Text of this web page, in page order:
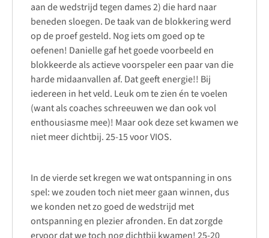
aan de wedstrijd tegen dames 2) die hard naar
beneden sloegen. De taak van de blokkering werd
op de proef gesteld. Nog iets om goed op te
oefenen! Danielle gaf het goede voorbeeld en
blokkeerde als actieve voorspeler een paar van die
harde midaanvallen af. Dat geeft energie!! Bij
iedereen in het veld. Leuk om te zien én te voelen
(want als coaches schreeuwen we dan ook vol
enthousiasme mee)! Maar ook deze set kwamen we
niet meer dichtbij. 25-15 voor VIOS.
In de vierde set kregen we wat ontspanning in ons
spel: we zouden toch niet meer gaan winnen, dus
we konden net zo goed de wedstrijd met
ontspanning en plezier afronden. En dat zorgde